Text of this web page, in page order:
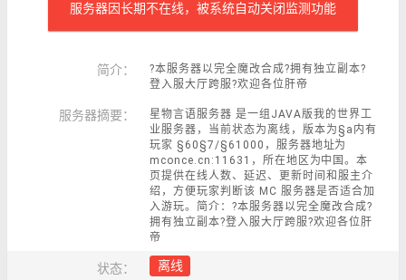
服务器因长期不在线，被系统自动关闭监测功能
简介：
?本服务器以完全魔改合成?拥有独立副本?
登入服大厅跨服?欢迎各位肝帝
服务器摘要：
星物言语服务器 是一组JAVA版我的世界工
业服务器，当前状态为离线，版本为§a内有
玩家 §60§7/§61000，服务器地址为
mconce.cn:11631，所在地区为中国。本
页提供在线人数、延迟、更新时间和服主介
绍，方便玩家判断该 MC 服务器是否适合加
入游玩。简介：?本服务器以完全魔改合成?
拥有独立副本?登入服大厅跨服?欢迎各位肝
帝
状态： 离线